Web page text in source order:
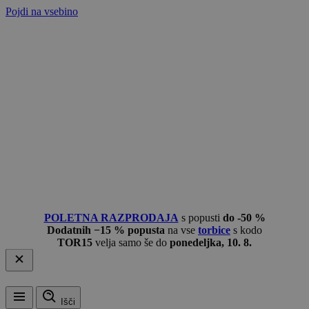
Pojdi na vsebino
POLETNA RAZPRODAJA s popusti do -50 %
Dodatnih −15 % popusta na vse torbice s kodo
TOR15 velja samo še do ponedeljka, 10. 8.
Išči